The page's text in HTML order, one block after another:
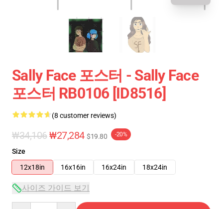
Sally Face 포스터 - Sally Face
포스터 RB0106 [ID8516]
(8 customer reviews)
₩34,106₩27,284 $19.80 -20%
Size
12x18in
16x16in 16x24in 18x24in
사이즈 가이드 보기